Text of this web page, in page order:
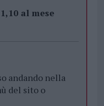
al mese
andando nella
del sito o